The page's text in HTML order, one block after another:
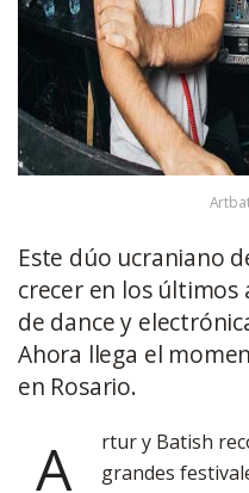
Este dúo ucraniano
crecer en los últimos
de dance y
Ahora llega el
en Rosario.
A
rtur y Batish
grandes